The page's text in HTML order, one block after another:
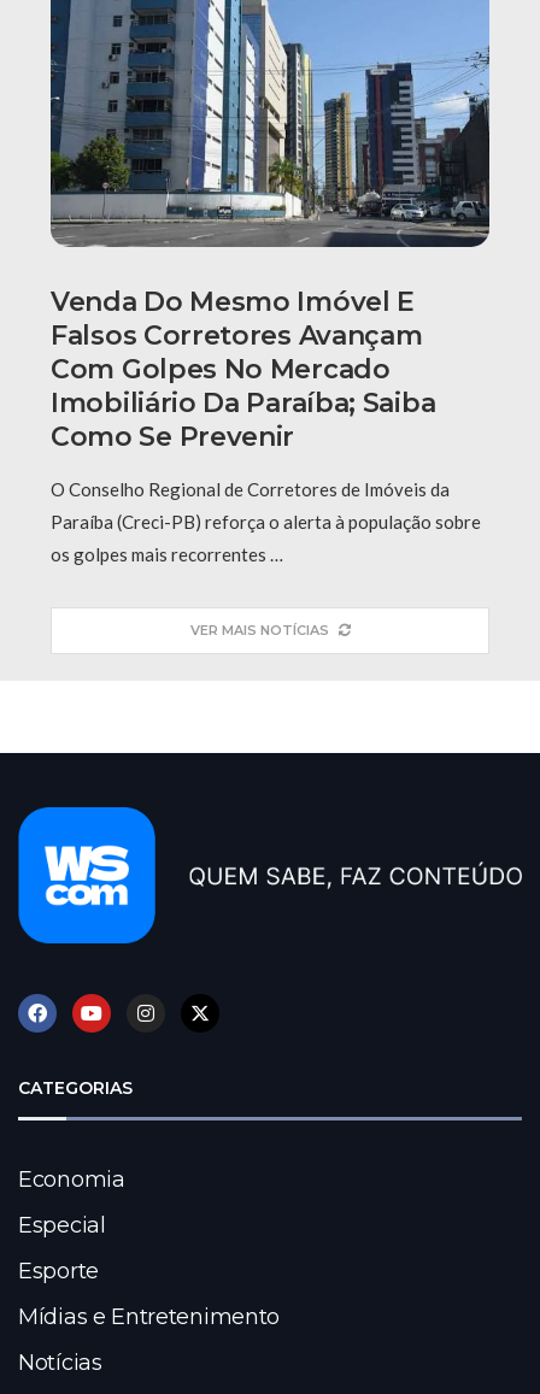
Venda Do Mesmo Imóvel E
Falsos Corretores Avançam
Com Golpes No Mercado
Imobiliário Da Paraíba; Saiba
Como Se Prevenir
O Conselho Regional de Corretores de Imóveis da
Paraíba (Creci-PB) reforça o alerta à população sobre
os golpes mais recorrentes …
VER MAIS NOTÍCIAS
CATEGORIAS
Economia
Especial
Esporte
Mídias e Entretenimento
Notícias